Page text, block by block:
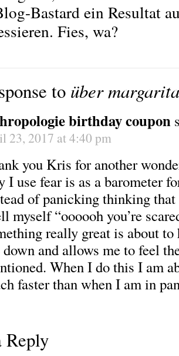
Bastard ein Resultat
Fies, wa?
to über
birthday coupon
23, 2017 at 4:40 pm
you Kris for another
I use fear is as a barometer
of panicking thinking
myself “oooooh you’re
really great is about to
down and allows me to feel
When I do this I am
faster than when I am in
Reply